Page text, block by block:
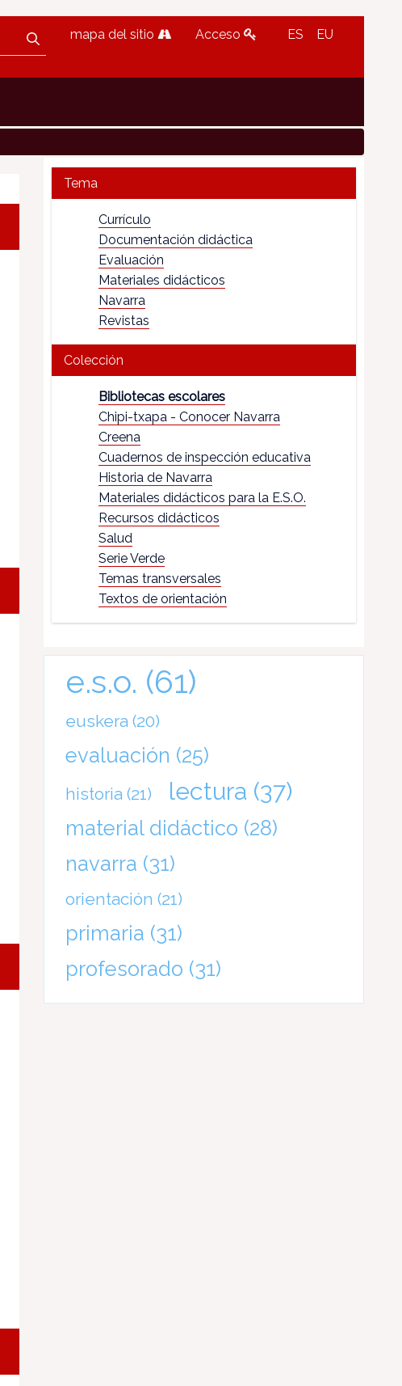
mapa del sitio Acceso ES EU
Tema
Currículo
Documentación didáctica
Evaluación
Materiales didácticos
Navarra
Revistas
Colección
Bibliotecas escolares
Chipi-txapa - Conocer Navarra
Creena
Cuadernos de inspección educativa
Historia de Navarra
Materiales didácticos para la E.S.O.
Recursos didácticos
Salud
Serie Verde
Temas transversales
Textos de orientación
e.s.o. (61)
euskera (20)
evaluación (25)
historia (21) lectura (37)
material didáctico (28)
navarra (31)
orientación (21)
primaria (31)
profesorado (31)